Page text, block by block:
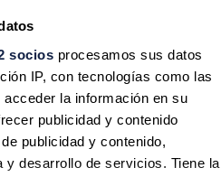
sociosprocesamos sus datos
IP, con tecnologías como las
la información en su
publicidad y contenido
publicidad y contenido,
y desarrollo de servicios. Tiene la
ucraniana de
a contar con una
en la zona de la central